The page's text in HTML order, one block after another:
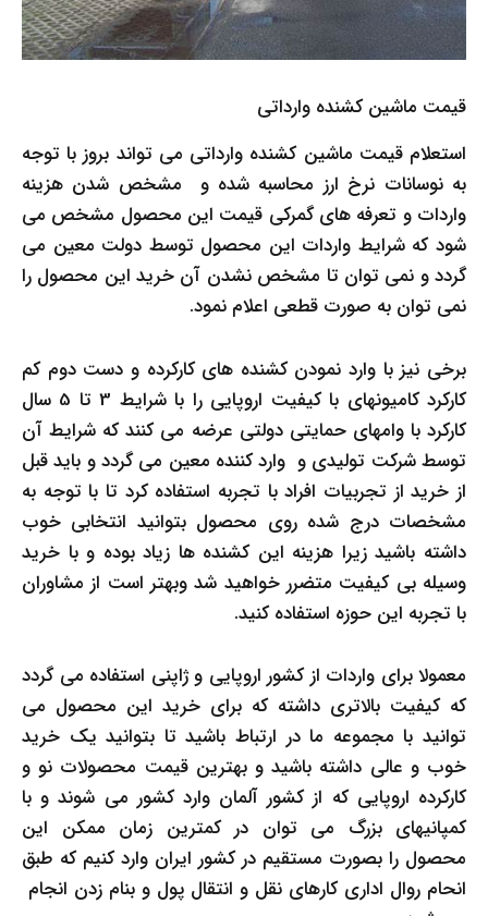
قیمت ماشین کشنده وارداتی
استعلام قیمت ماشین کشنده وارداتی می تواند بروز با توجه
به نوسانات نرخ ارز محاسبه شده و مشخص شدن هزینه
واردات و تعرفه های گمرکی قیمت این محصول مشخص می
شود که شرایط واردات این محصول توسط دولت معین می
گردد و نمی توان تا مشخص نشدن آن خرید این محصول را
نمی توان به صورت قطعی اعلام نمود.
برخی نیز با وارد نمودن کشنده های کارکرده و دست دوم کم
کارکرد کامیونهای با کیفیت اروپایی را با شرایط 3 تا 5 سال
کارکرد با وامهای حمایتی دولتی عرضه می کنند که شرایط آن
توسط شرکت تولیدی و وارد کننده معین می گردد و باید قبل
از خرید از تجربیات افراد با تجربه استفاده کرد تا با توجه به
مشخصات درج شده روی محصول بتوانید انتخابی خوب
داشته باشید زیرا هزینه این کشنده ها زیاد بوده و با خرید
وسیله بی کیفیت متضرر خواهید شد وبهتر است از مشاوران
با تجربه این حوزه استفاده کنید.
معمولا برای واردات از کشور اروپایی و ژاپنی استفاده می گردد
که کیفیت بالاتری داشته که برای خرید این محصول می
توانید با مجموعه ما در ارتباط باشید تا بتوانید یک خرید
خوب و عالی داشته باشید و بهترین قیمت محصولات نو و
کارکرده اروپایی که از کشور آلمان وارد کشور می شوند و با
کمپانیهای بزرگ می توان در کمترین زمان ممکن این
محصول را بصورت مستقیم در کشور ایران وارد کنیم که طبق
انحام روال اداری کارهای نقل و انتقال پول و بنام زدن انجام